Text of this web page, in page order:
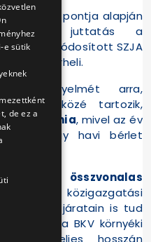
§.(2) e.) pontja alapján
juttatás a
és a módosított SZJA
SZJA terheli.
figyelmét arra,
közé tartozik,
váltania, mivel az év
egy havi bérlet
éves összvonalas
Budapest közigazgatási
kijelölt járatain is tud
kívül a BKV környéki
teljes hosszán
e sütik
de ez a